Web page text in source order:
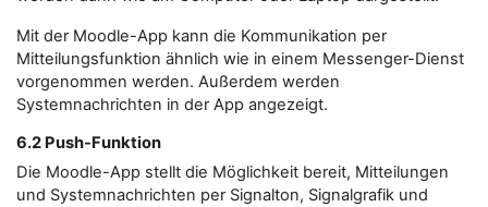
Mit der Moodle-App kann die Kommunikation per
Mitteilungsfunktion ähnlich wie in einem Messenger-Dienst
vorgenommen werden. Außerdem werden
Systemnachrichten in der App angezeigt.
6.2 Push-Funktion
Die Moodle-App stellt die Möglichkeit bereit, Mitteilungen
und Systemnachrichten per Signalton, Signalgrafik und